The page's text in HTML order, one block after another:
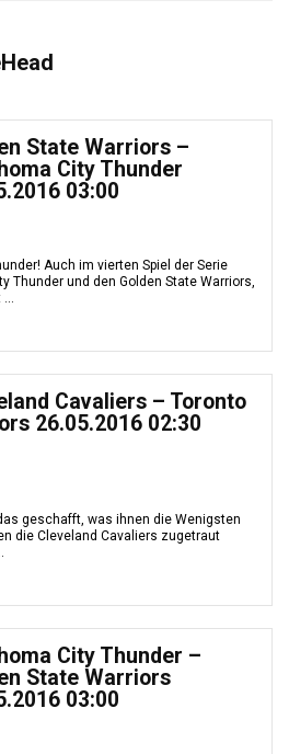
State Warriors –
City Thunder
03:00
Auch im vierten Spiel der Serie
Thunder und den Golden State Warriors,
Cavaliers – Toronto
26.05.2016 02:30
geschafft, was ihnen die Wenigsten
die Cleveland Cavaliers zugetraut
City Thunder –
State Warriors
03:00